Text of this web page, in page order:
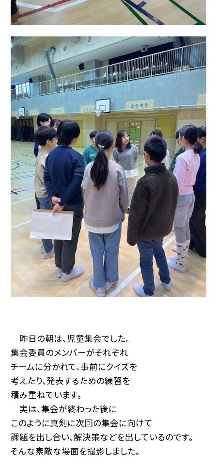
昨日の朝は、児童集会でした。
集会委員のメンバーがそれぞれ
チームに分かれて、事前にクイズを
考えたり、発表するための練習を
積み重ねています。
実は、集会が終わった後に
このように真剣に次回の集会に向けて
課題を出し合い、解決策などを出しているのです。
そんな素敵な場面を撮影しました。